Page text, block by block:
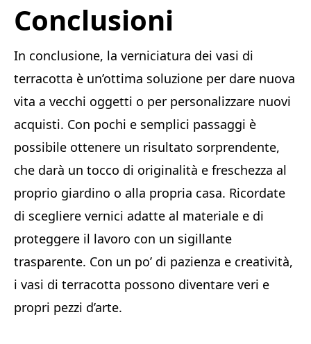
Conclusioni
In conclusione, la verniciatura dei vasi di
terracotta è un’ottima soluzione per dare nuova
vita a vecchi oggetti o per personalizzare nuovi
acquisti. Con pochi e semplici passaggi è
possibile ottenere un risultato sorprendente,
che darà un tocco di originalità e freschezza al
proprio giardino o alla propria casa. Ricordate
di scegliere vernici adatte al materiale e di
proteggere il lavoro con un sigillante
trasparente. Con un po’ di pazienza e creatività,
i vasi di terracotta possono diventare veri e
propri pezzi d’arte.